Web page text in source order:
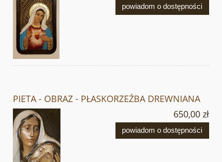
powiadom o dostępności
PIETA - OBRAZ - PŁASKORZEŹBA DREWNIANA
650,00 zł
powiadom o dostępności